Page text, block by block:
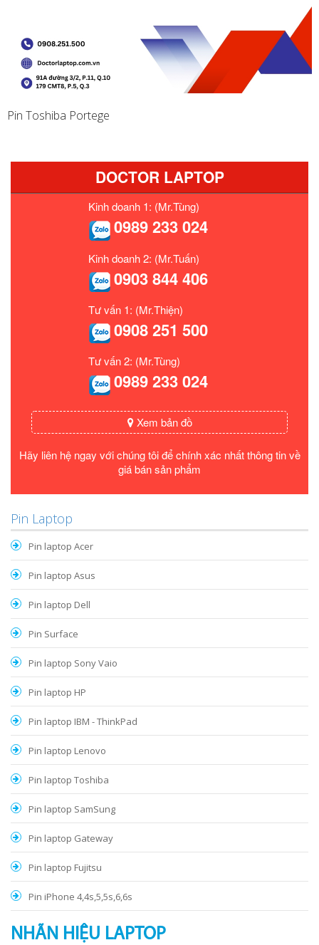
Pin Toshiba Portege
DOCTOR LAPTOP
Kinh doanh 1: (Mr.Tùng)
0989 233 024
Kinh doanh 2: (Mr.Tuấn)
0903 844 406
Tư vấn 1: (Mr.Thiện)
0908 251 500
Tư vấn 2: (Mr.Tùng)
0989 233 024
Xem bản đồ
Hãy liên hệ ngay với chúng tôi để chính xác nhất thông tin về
giá bán sản phẩm
Pin Laptop
Pin laptop Acer
Pin laptop Asus
Pin laptop Dell
Pin Surface
Pin laptop Sony Vaio
Pin laptop HP
Pin laptop IBM - ThinkPad
Pin laptop Lenovo
Pin laptop Toshiba
Pin laptop SamSung
Pin laptop Gateway
Pin laptop Fujitsu
Pin iPhone 4,4s,5,5s,6,6s
NHÃN HIỆU LAPTOP